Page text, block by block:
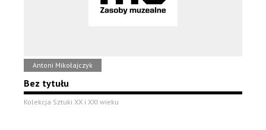
Antoni Mikołajczyk
Bez tytułu
Kolekcja Sztuki XX i XXI wieku